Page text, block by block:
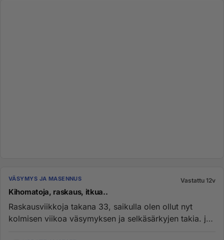
VÄSYMYS JA MASENNUS Vastattu 12v
Kihomatoja, raskaus, itkua..
Raskausviikkoja takana 33, saikulla olen ollut nyt
kolmisen viikoa väsymyksen ja selkäsärkyjen takia. ja